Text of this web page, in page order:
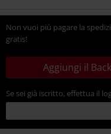
Non vuoi più pagare la
gratis!
Aggiungi il
Se sei già iscritto, effettua il